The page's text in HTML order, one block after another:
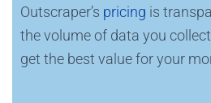
Outscraper’s pricing is
the volume of data you
get the best value for your